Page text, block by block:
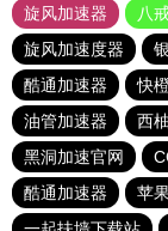
旋风加速器
八
旋风加速度器
酷通加速器
快
油管加速器
西
黑洞加速官网
酷通加速器
苹